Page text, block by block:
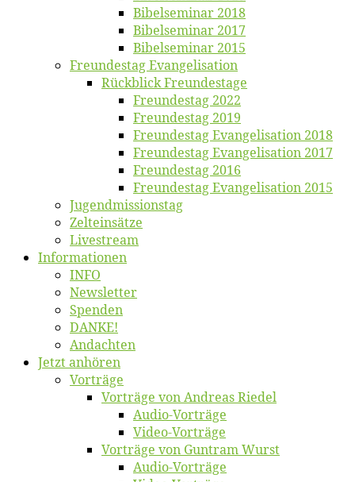
Bi­bel­se­mi­nar 2018
Bibelsemi­nar 2017
Bibelsemi­nar 2015
Freun­des­tag Evangelisation
Rück­blick Freundestage
Freun­des­tag 2022
Freun­des­tag 2019
Freun­des­tag Evan­ge­li­sa­ti­on 2018
Freun­des­tag Evan­ge­li­sa­ti­on 2017
Freun­des­tag 2016
Freun­des­tag Evan­ge­li­sa­ti­on 2015
Jugend­mis­sions­tag
Zelt­ein­sät­ze
Live­stream
Informatio­nen
INFO
News­let­ter
Spen­den
DANKE!
An­dach­ten
Jetzt an­hö­ren
Vor­trä­ge
Vor­trä­ge von An­dre­as Riedel
Au­dio-Vor­trä­ge
Vi­deo-Vor­trä­ge
Vor­trä­ge von Gun­tram Wurst
Au­dio-Vor­trä­ge